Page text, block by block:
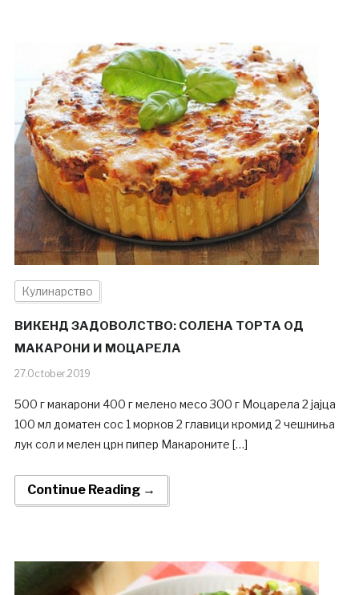
Кулинарство
ВИКЕНД ЗАДОВОЛСТВО: СОЛЕНА ТОРТА ОД
МАКАРОНИ И МОЦАРЕЛА
27.October.2019
500 г макарони 400 г мелено месо 300 г Mоцарела 2 јајца
100 мл доматен сос 1 морков 2 главици кромид 2 чешниња
лук сол и мелен црн пипер Макароните […]
Continue Reading →